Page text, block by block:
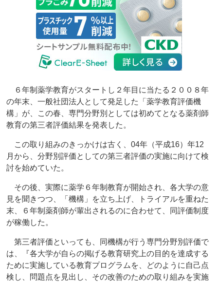
６年制薬学教育がスタートし２年目に当たる２００８年
の年末、一般社団法人として発足した「薬学教育評価機
構」が、この春、専門分野別としては初めてとなる薬剤師
教育の第三者評価結果を発表した。
この取り組みのきっかけは古く、04年（平成16）年12
月から、分野別評価としての第三者評価の実施に向けて検
討を始めていた。
その後、実際に薬学６年制教育が開始され、各大学の意
見を聞きつつ、「機構」を立ち上げ、トライアルを重ねた
末、６年制薬剤師が輩出されるのに合わせて、同評価制度
が稼働した。
第三者評価といっても、同機構が行う専門分野別評価で
は、『各大学が自らの掲げる教育研究上の目的を達成する
ために実施している教育プログラムを、どのように自己点
検し、問題点を見出し、その改善のための取り組みを実施